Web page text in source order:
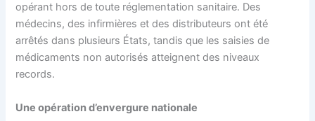
opérant hors de toute réglementation sanitaire. Des
médecins, des infirmières et des distributeurs ont été
arrêtés dans plusieurs États, tandis que les saisies de
médicaments non autorisés atteignent des niveaux
records.
Une opération d’envergure nationale